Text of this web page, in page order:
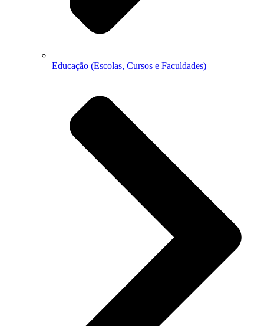
Educação (Escolas, Cursos e Faculdades)